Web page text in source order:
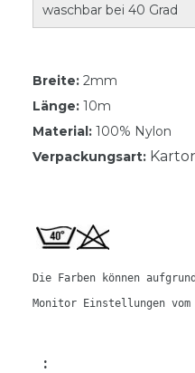
waschbar bei 40 Grad
Breite: 2mm
Länge: 10m
Material: 100% Nylon
Verpackungsart:
Die Farben können
Monitor Einstellungen
: